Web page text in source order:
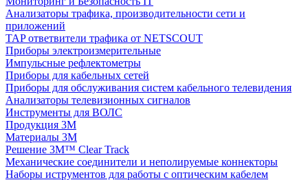
Анализаторы трафика, производительности сети и
приложений
TAP ответвители трафика от NETSCOUT
Приборы электроизмерительные
Импульсные рефлектометры
Приборы для кабельных сетей
Приборы для обслуживания систем кабельного телевидения
Анализаторы телевизионных сигналов
Инструменты для ВОЛС
Продукция 3M
Материалы 3М
Решение 3M™ Clear Track
Механические соединители и неполируемые коннекторы
Наборы иструментов для работы с оптическим кабелем